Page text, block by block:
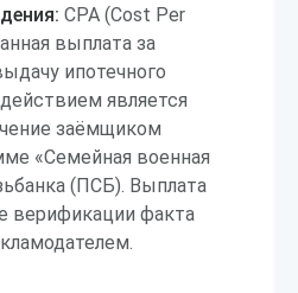
CPA (Cost Per
выплата за
ипотечного
является
заёмщиком
«Семейная военная
(ПСБ). Выплата
верификации факта